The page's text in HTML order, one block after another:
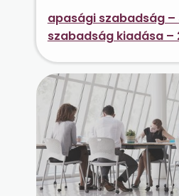
apasági szabadság –
szabadság kiadása –